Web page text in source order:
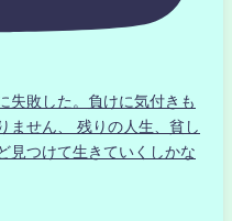
失敗した。負けに気付きも
ません、 残りの人生、貧し
見つけて生きていくしかな